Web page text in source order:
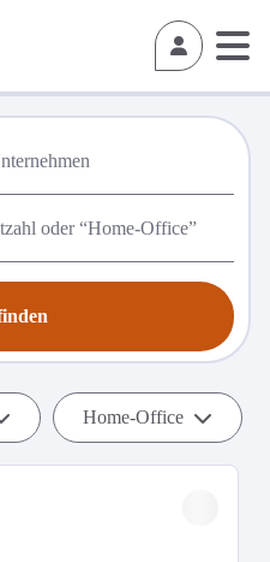
Home-Office